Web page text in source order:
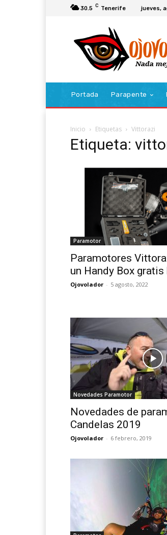
30.5 C Tenerife jueves,
Portada Parapente
Inicio Etiquetas Vittorazi
Etiqueta:
Paramotor
Paramotores
un Handy Box gratis
Ojovolador - 5 agosto, 2022
Novedades Paramotor
Novedades de
Candelas 2019
Ojovolador - 6 febrero, 2019